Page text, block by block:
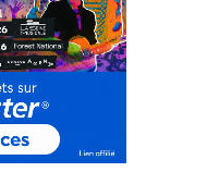
DISPONIBLES SUR
ROHFF